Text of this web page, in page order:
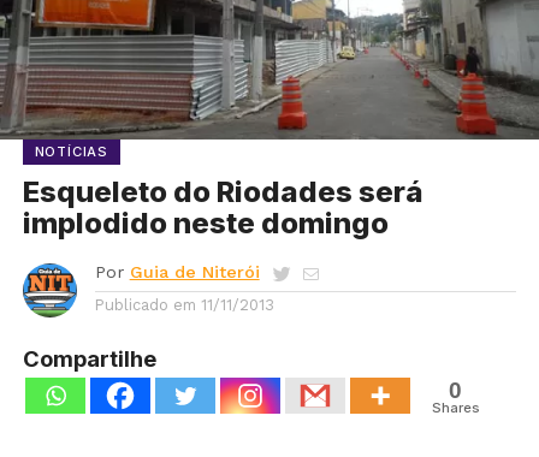
NOTÍCIAS
Esqueleto do Riodades será
implodido neste domingo
Por Guia de Niterói
Publicado em 11/11/2013
Compartilhe
0
Shares